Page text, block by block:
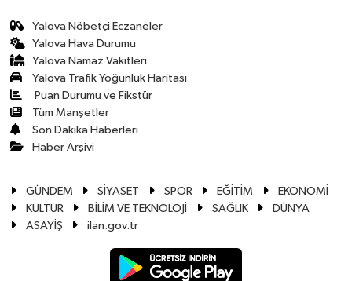
Yalova Nöbetçi Eczaneler
Yalova Hava Durumu
Yalova Namaz Vakitleri
Yalova Trafik Yoğunluk Haritası
Puan Durumu ve Fikstür
Tüm Manşetler
Son Dakika Haberleri
Haber Arşivi
GÜNDEM SİYASET SPOR EĞİTİM
EKONOMİ
KÜLTÜR
BİLİM VE TEKNOLOJİ SAĞLIK
DÜNYA
ASAYİŞ
ilan.gov.tr